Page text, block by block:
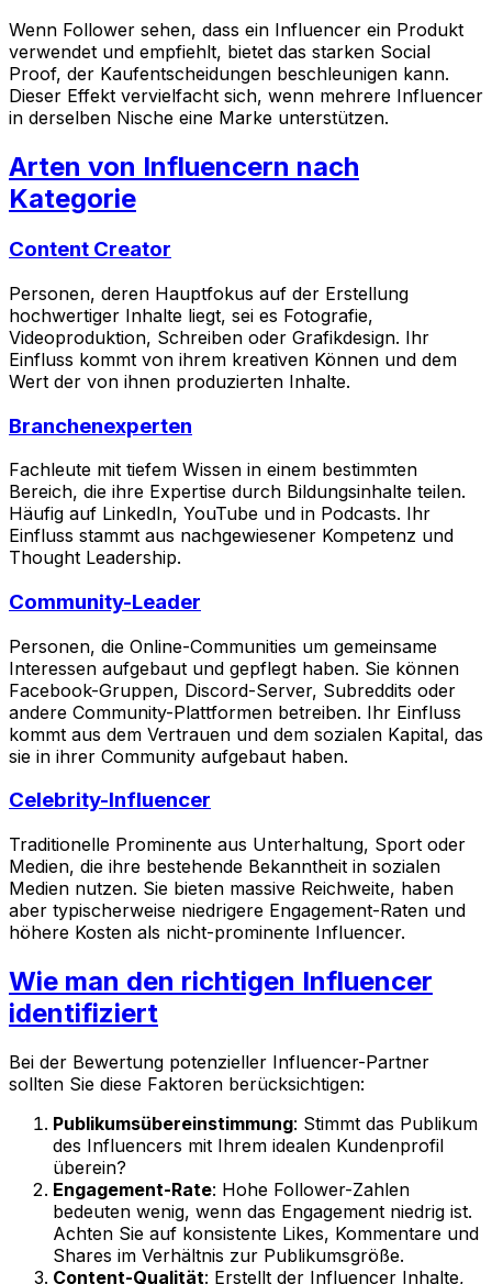
Wenn Follower sehen, dass ein Influencer ein Produkt
verwendet und empfiehlt, bietet das starken Social
Proof, der Kaufentscheidungen beschleunigen kann.
Dieser Effekt vervielfacht sich, wenn mehrere Influencer
in derselben Nische eine Marke unterstützen.
Arten von Influencern nach
Kategorie
Content Creator
Personen, deren Hauptfokus auf der Erstellung
hochwertiger Inhalte liegt, sei es Fotografie,
Videoproduktion, Schreiben oder Grafikdesign. Ihr
Einfluss kommt von ihrem kreativen Können und dem
Wert der von ihnen produzierten Inhalte.
Branchenexperten
Fachleute mit tiefem Wissen in einem bestimmten
Bereich, die ihre Expertise durch Bildungsinhalte teilen.
Häufig auf LinkedIn, YouTube und in Podcasts. Ihr
Einfluss stammt aus nachgewiesener Kompetenz und
Thought Leadership.
Community-Leader
Personen, die Online-Communities um gemeinsame
Interessen aufgebaut und gepflegt haben. Sie können
Facebook-Gruppen, Discord-Server, Subreddits oder
andere Community-Plattformen betreiben. Ihr Einfluss
kommt aus dem Vertrauen und dem sozialen Kapital, das
sie in ihrer Community aufgebaut haben.
Celebrity-Influencer
Traditionelle Prominente aus Unterhaltung, Sport oder
Medien, die ihre bestehende Bekanntheit in sozialen
Medien nutzen. Sie bieten massive Reichweite, haben
aber typischerweise niedrigere Engagement-Raten und
höhere Kosten als nicht-prominente Influencer.
Wie man den richtigen Influencer
identifiziert
Bei der Bewertung potenzieller Influencer-Partner
sollten Sie diese Faktoren berücksichtigen:
Publikumsübereinstimmung: Stimmt das Publikum
des Influencers mit Ihrem idealen Kundenprofil
überein?
Engagement-Rate: Hohe Follower-Zahlen
bedeuten wenig, wenn das Engagement niedrig ist.
Achten Sie auf konsistente Likes, Kommentare und
Shares im Verhältnis zur Publikumsgröße.
Content-Qualität: Erstellt der Influencer Inhalte,